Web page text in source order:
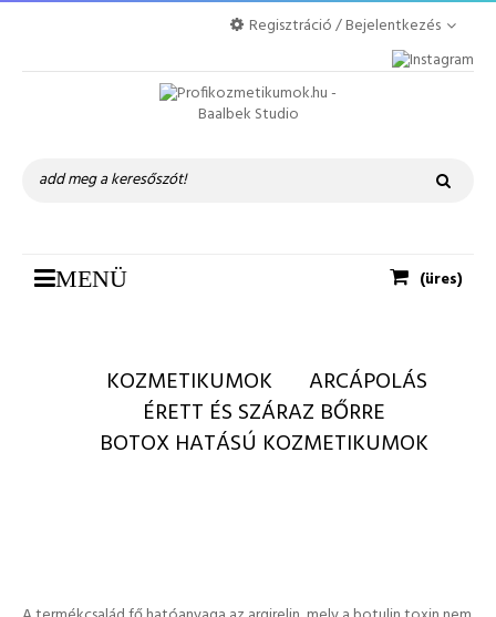
Regisztráció / Bejelentkezés
(üres)
ToggleMENÜ
KOZMETIKUMOK
ARCÁPOLÁS
ÉRETT ÉS SZÁRAZ BŐRRE
BOTOX HATÁSÚ KOZMETIKUMOK